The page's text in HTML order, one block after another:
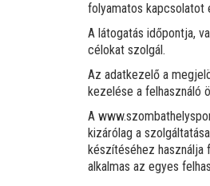
folyamatos kapcsolatot
A látogatás időpontja,
célokat szolgál.
Az adatkezelő a
kezelése a felhasználó
A
kizárólag a
készítéséhez használja
alkalmas az egyes